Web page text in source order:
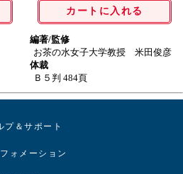
カートに入れる
編著/監修
お茶の水女子大学教授 米田俊彦
体裁
Ｂ５判 484頁
プ＆サポート
ォメーション